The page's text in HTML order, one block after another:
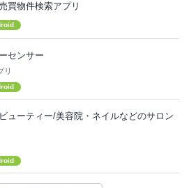
買物件検索アプリ
センサー
リ
ューティー/美容院・ネイルなどのサロン